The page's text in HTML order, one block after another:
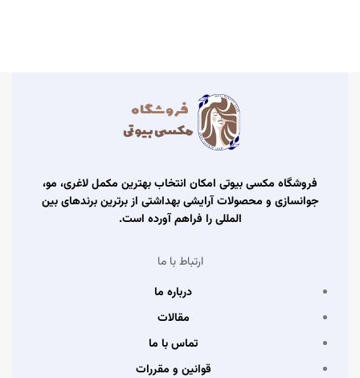
فروشگاه مکسی بیوتی امکان انتخاب بهترین مکمل لاغری، مو،
جوانسازی و محصولات آرایشی بهداشتی از برترین برندهای بین
المللی را فراهم آورده است.
ارتباط با ما
درباره ما
مقالات
تماس با ما
قوانین و مقررات